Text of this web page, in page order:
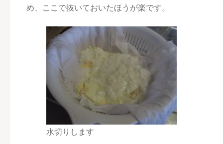
め、ここで抜いておいたほうが楽です。
水切りします